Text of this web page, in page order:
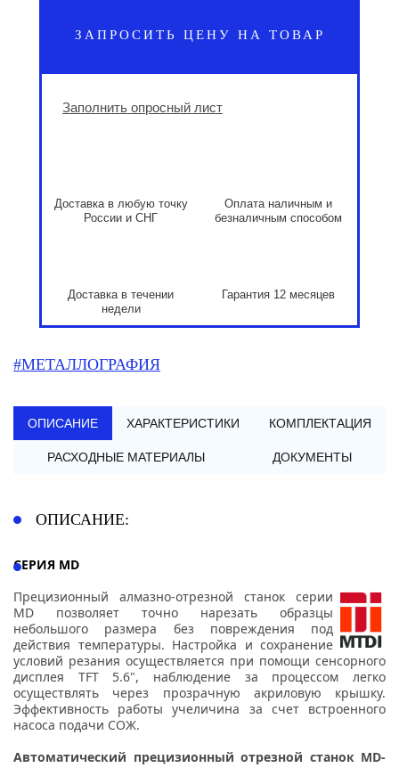
ЗАПРОСИТЬ ЦЕНУ НА ТОВАР
Заполнить опросный лист
Доставка в любую точку
России и СНГ
Оплата наличным и
безналичным способом
Доставка в течении
недели
Гарантия 12 месяцев
#МЕТАЛЛОГРАФИЯ
ОПИСАНИЕ ХАРАКТЕРИСТИКИ КОМПЛЕКТАЦИЯ
РАСХОДНЫЕ МАТЕРИАЛЫ ДОКУМЕНТЫ
ОПИСАНИЕ:
СЕРИЯ MD
Прецизионный алмазно-отрезной станок серии
MD позволяет точно нарезать образцы
небольшого размера без повреждения под
действия температуры. Настройка и сохранение
условий резания осуществляется при помощи сенсорного
дисплея TFT 5.6", наблюдение за процессом легко
осуществлять через прозрачную акриловую крышку.
Эффективность работы учеличина за счет встроенного
насоса подачи СОЖ.
Автоматический прецизионный отрезной станок MD-